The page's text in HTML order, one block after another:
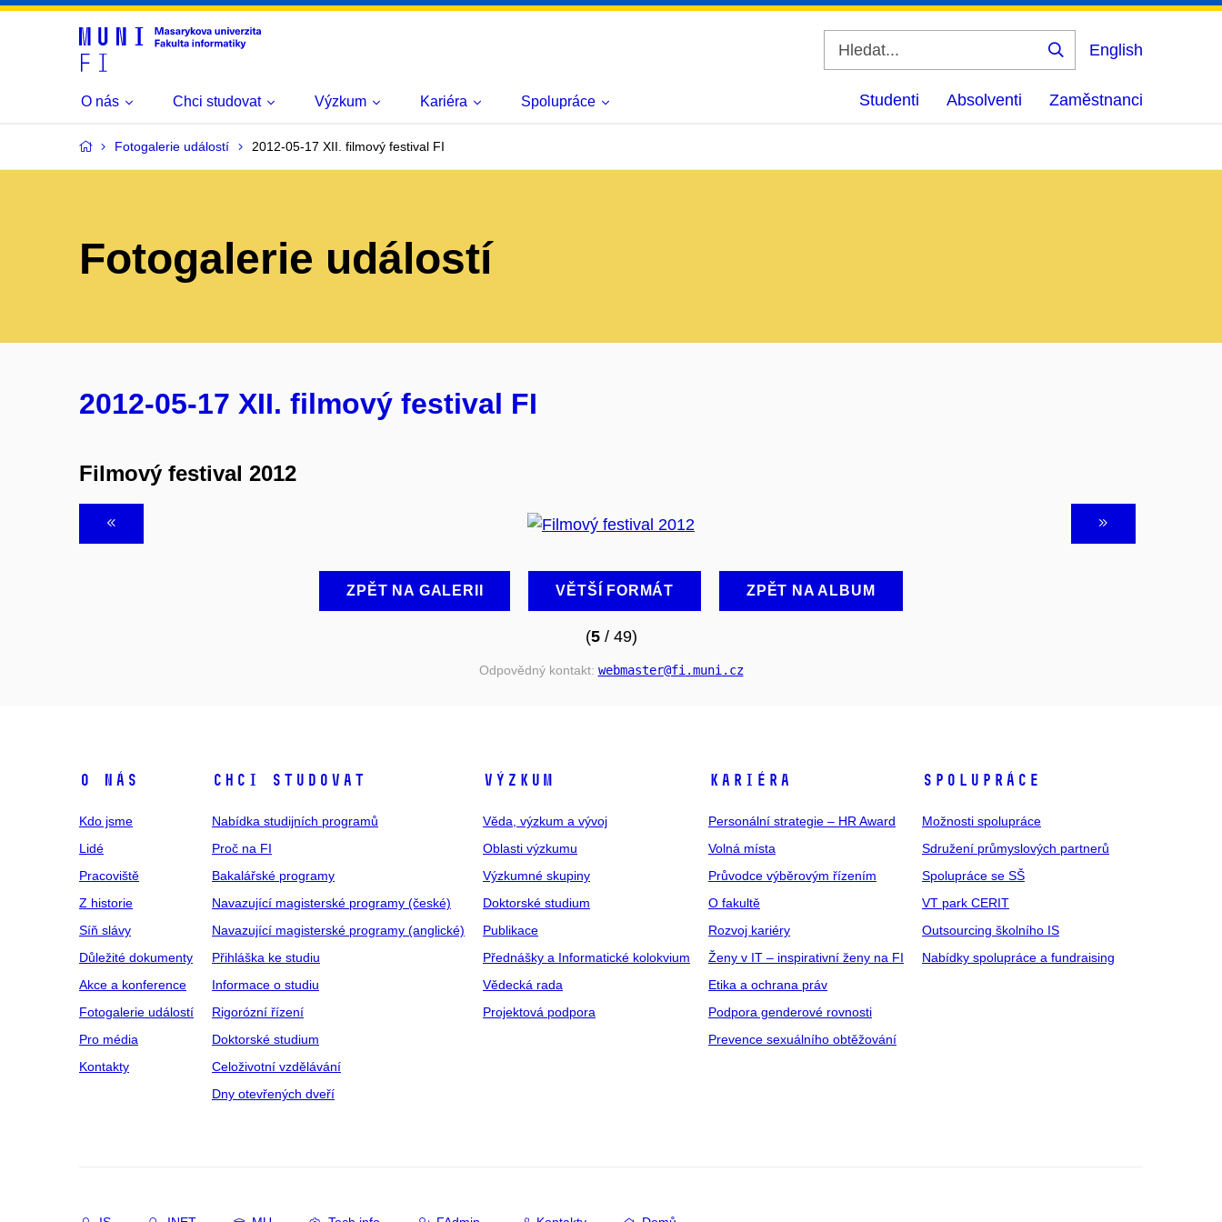
Vyhledat
English
O nás Chci studovat Výzkum Kariéra Spolupráce Studenti Absolventi Zaměstnanci
Fotogalerie událostí 2012-05-17 XII. filmový festival FI
Fotogalerie událostí
2012-05-17 XII. filmový festival FI
Filmový festival 2012
ZPĚT NA GALERII VĚTŠÍ FORMÁT ZPĚT NA ALBUM
(5/ 49)
Odpovědný kontakt: webmaster@fi .muni .cz
O NÁS
Kdo jsme
Lidé
Pracoviště
Z historie
Síň slávy
Důležité dokumenty
Akce a konference
Fotogalerie událostí
Pro média
Kontakty
CHCI STUDOVAT
Nabídka studijních programů
Proč na FI
Bakalářské programy
Navazující magisterské programy (české)
Navazující magisterské programy (anglické)
Přihláška ke studiu
Informace o studiu
Rigorózní řízení
Doktorské studium
Celoživotní vzdělávání
Dny otevřených dveří
VÝZKUM
Věda, výzkum a vývoj
Oblasti výzkumu
Výzkumné skupiny
Doktorské studium
Publikace
Přednášky a Informatické kolokvium
Vědecká rada
Projektová podpora
KARIÉRA
Personální strategie – HR Award
Volná místa
Průvodce výběrovým řízením
O fakultě
Rozvoj kariéry
Ženy v IT – inspirativní ženy na FI
Etika a ochrana práv
Podpora genderové rovnosti
Prevence sexuálního obtěžování
SPOLUPRÁCE
Možnosti spolupráce
Sdružení průmyslových partnerů
Spolupráce se SŠ
VT park CERIT
Outsourcing školního IS
Nabídky spolupráce a fundraising